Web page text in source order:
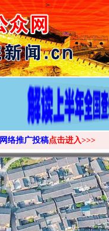
>
网络推广投稿点击进入>>>